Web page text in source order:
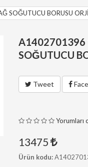
SOĞUTUCU BORUSU
A1402701396
SOĞUTUCU
Tweet
Yorumları
13475
Ürün kodu: